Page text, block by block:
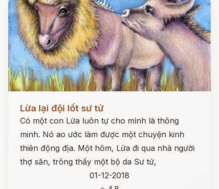
Lừa lại đội lốt sư tử
Có một con Lừa luôn tự cho mình là thông
minh. Nó ao ước làm được một chuyện kinh
thiên động địa. Một hôm, Lừa đi qua nhà người
thợ săn, trông thấy một bộ da Sư tử,
01-12-2018